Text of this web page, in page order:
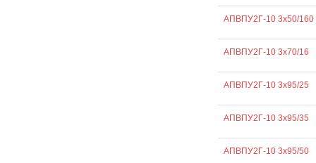
АПВПУ2Г-10 3х50/160
АПВПУ2Г-10 3х70/16
АПВПУ2Г-10 3х95/25
АПВПУ2Г-10 3х95/35
АПВПУ2Г-10 3х95/50